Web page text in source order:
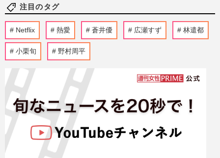
注目のタグ
Netflix 熱愛 蒼井優 広瀬すず 林遣都
小栗旬 野村周平